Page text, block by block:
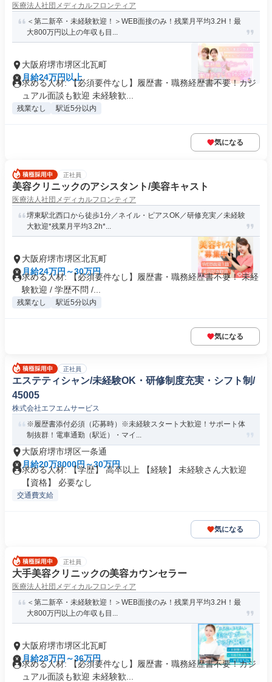
医療法人社団メディカルフロンティア
＜第二新卒・未経験歓迎！＞WEB面接のみ！残業月平均3.2H！最
大800万円以上の年収も目...
大阪府堺市堺区北瓦町
月給24万円以上
求める人材: 【必須要件なし】履歴書・職務経歴書不要！カジ
ュアル面談も歓迎 未経験歓...
残業なし 駅近5分以内
気になる
正社員
美容クリニックのアシスタント/美容キャスト
医療法人社団メディカルフロンティア
堺東駅北西口から徒歩1分／ネイル・ピアスOK／研修充実／未経験
大歓迎*残業月平均3.2h*...
大阪府堺市堺区北瓦町
月給24万円～30万円
求める人材: 【必須要件なし】履歴書・職務経歴書不要！ 未経
験歓迎 / 学歴不問 /...
残業なし 駅近5分以内
気になる
正社員
エステティシャン/未経験OK・研修制度充実・シフト制/
45005
株式会社エフエムサービス
※履歴書添付必須（応募時）※未経験スタート大歓迎！サポート体
制抜群！電車通勤（駅近）・マイ...
大阪府堺市堺区一条通
月給20万8000円～30万円
求める人材: 【学歴】 高卒以上 【経験】 未経験さん大歓迎
【資格】 必要なし
交通費支給
気になる
正社員
大手美容クリニックの美容カウンセラー
医療法人社団メディカルフロンティア
＜第二新卒・未経験歓迎！＞WEB面接のみ！残業月平均3.2H！最
大800万円以上の年収も目...
大阪府堺市堺区北瓦町
月給28万円～36万円
求める人材: 【必須要件なし】履歴書・職務経歴書不要！カジ
ュアル面談も歓迎 未経験歓...